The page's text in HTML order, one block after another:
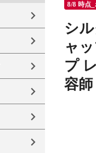
8/8 時点
シ
ャ
プ
容師